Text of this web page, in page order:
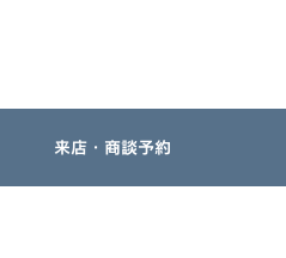
来店・商談予約